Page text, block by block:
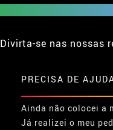
Divirta-se nas nossas
PRECISA DE
Ainda não colocei a
Já realizei o meu